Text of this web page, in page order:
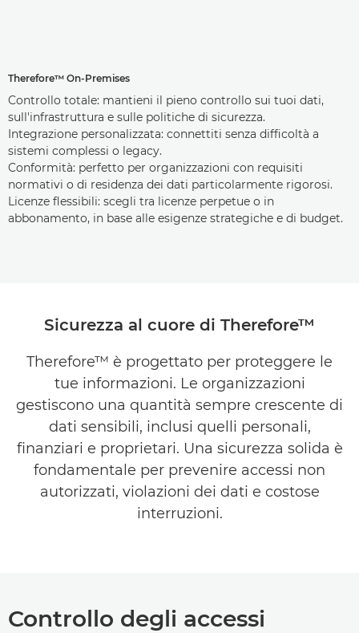
Therefore™ On-Premises
Controllo totale: mantieni il pieno controllo sui tuoi dati,
sull'infrastruttura e sulle politiche di sicurezza.
Integrazione personalizzata: connettiti senza difficoltà a
sistemi complessi o legacy.
Conformità: perfetto per organizzazioni con requisiti
normativi o di residenza dei dati particolarmente rigorosi.
Licenze flessibili: scegli tra licenze perpetue o in
abbonamento, in base alle esigenze strategiche e di budget.
Sicurezza al cuore di Therefore™
Therefore™ è progettato per proteggere le
tue informazioni. Le organizzazioni
gestiscono una quantità sempre crescente di
dati sensibili, inclusi quelli personali,
finanziari e proprietari. Una sicurezza solida è
fondamentale per prevenire accessi non
autorizzati, violazioni dei dati e costose
interruzioni.
Controllo degli accessi